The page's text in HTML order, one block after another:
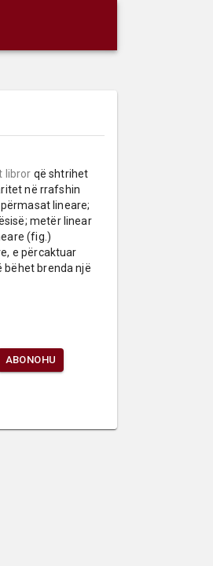
libror që shtrihet
në rrafshin
lineare;
metër linear
(fig.)
e përcaktuar
bëhet brenda një
ABONOHU